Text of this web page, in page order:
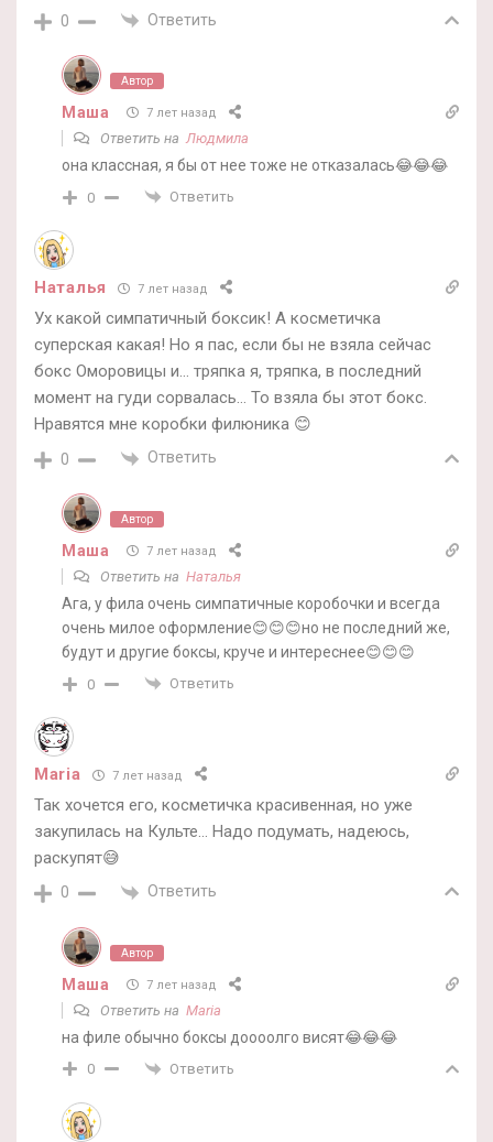
0 Ответить
Автор
Маша 7 лет назад
Ответить на Людмила
она классная, я бы от нее тоже не отказалась😂😂😂
0 Ответить
Наталья 7 лет назад
Ух какой симпатичный боксик! А косметичка
суперская какая! Но я пас, если бы не взяла сейчас
бокс Оморовицы и… тряпка я, тряпка, в последний
момент на гуди сорвалась… То взяла бы этот бокс.
Нравятся мне коробки филюника 😊
0 Ответить
Автор
Маша 7 лет назад
Ответить на Наталья
Ага, у фила очень симпатичные коробочки и всегда
очень милое оформление😊😊😊но не последний же,
будут и другие боксы, круче и интереснее😊😊😊
0 Ответить
Maria 7 лет назад
Так хочется его, косметичка красивенная, но уже
закупилась на Культе… Надо подумать, надеюсь,
раскупят😅
0 Ответить
Автор
Маша 7 лет назад
Ответить на Maria
на филе обычно боксы доооолго висят😂😂😂
0 Ответить